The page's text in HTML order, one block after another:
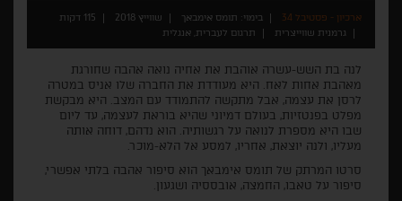
ארכיון - פסטיבל 34 בימוי: תומס אימבאך שווייץ 2018
115 דקות
גרמנית שווייצרית
תרגום לעברית, אנגלית
לנה בת השש-עשרה אוהבת את אחיה נואה אהבה שחורגת
מאהבת אחות לאח. היא מעודדת את החברה שלו אניס במטרה
לרסן את עצמה, אבל מתקשה להתמודד עם המצב. היא מבקשת
מפלט בפנטזיות, בעולם דמיוני שהיא בוראת לעצמה, עד ליום
שבו היא מספרת לנואה על רגשותיה. הוא נדהם, דוחה אותה
מעליו, ולנה יוצאת, אחריו, למסע אל הלא-מוכר.
סרטו המרתק של תומס אימבאך הוא סיפור אהבה בלתי אפשרי,
סיפור על טאבו, החמצה, אובססיה ושגעון.